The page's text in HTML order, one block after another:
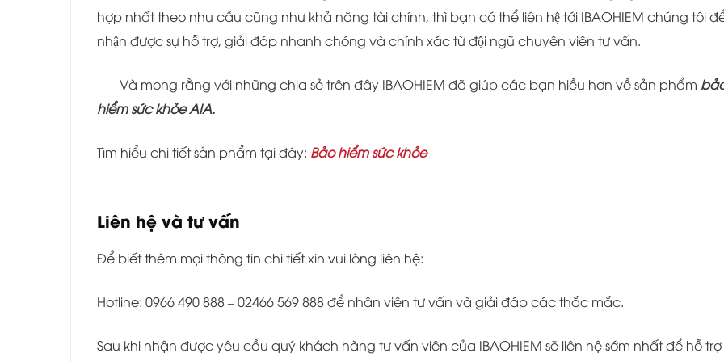
hợp nhất theo nhu cầu cũng như khả năng tài chính, thì bạn có thể liên hệ tới IBAOHIEM chúng tôi
nhận được sự hỗ trợ, giải đáp nhanh chóng và chính xác từ đội ngũ chuyên viên tư vấn.
Và mong rằng với những chia sẻ trên đây IBAOHIEM đã giúp các bạn hiều hơn về sản phẩm
hiểm sức khỏe AIA.
Tìm hiểu chi tiết sản phẩm tại đây: Bảo hiểm sức khỏe
Liên hệ và tư vấn
Để biết thêm mọi thông tin chi tiết xin vui lòng liên hệ:
Hotline: 0966 490 888 – 02466 569 888 để nhân viên tư vấn và giải đáp các thắc mắc.
Sau khi nhận được yêu cầu quý khách hàng tư vấn viên của IBAOHIEM sẽ liên hệ sớm nhất để hỗ trợ